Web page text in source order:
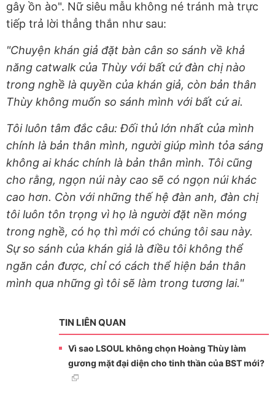
gây ồn ào". Nữ siêu mẫu không né tránh mà trực
tiếp trả lời thẳng thắn như sau:
"Chuyện khán giả đặt bàn cân so sánh về khả
năng catwalk của Thùy với bất cứ đàn chị nào
trong nghề là quyền của khán giả, còn bản thân
Thùy không muốn so sánh mình với bất cứ ai.
Tôi luôn tâm đắc câu: Đối thủ lớn nhất của mình
chính là bản thân mình, người giúp mình tỏa sáng
không ai khác chính là bản thân mình. Tôi cũng
cho rằng, ngọn núi này cao sẽ có ngọn núi khác
cao hơn. Còn với những thế hệ đàn anh, đàn chị
tôi luôn tôn trọng vì họ là người đặt nền móng
trong nghề, có họ thì mới có chúng tôi sau này.
Sự so sánh của khán giả là điều tôi không thể
ngăn cản được, chỉ có cách thể hiện bản thân
mình qua những gì tôi sẽ làm trong tương lai."
TIN LIÊN QUAN
Vì sao LSOUL không chọn Hoàng Thùy làm
gương mặt đại diện cho tinh thần của BST mới?